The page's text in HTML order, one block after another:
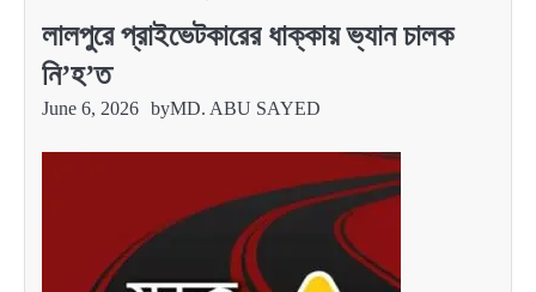
লালপুরে প্রাইভেটকারের ধাক্কায় ভ্যান চালক
নি’হ’ত
June 6, 2026 byMD. ABU SAYED